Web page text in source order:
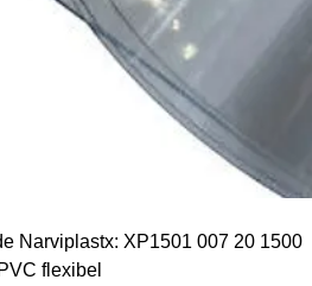
Narviplastx: XP1501 007 20 1500
flexibel